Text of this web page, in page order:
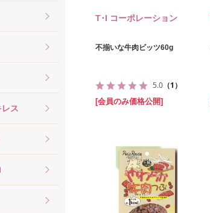
ス
T･I コーポレーション
不揃いな牛肉ビッツ60g
5.0 （1）
[会員のみ価格公開]